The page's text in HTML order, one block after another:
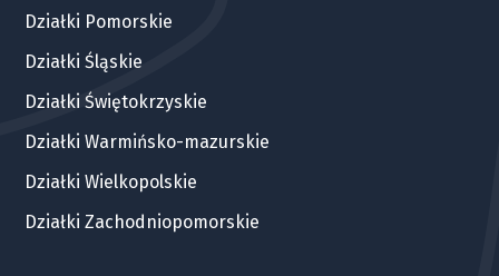
Działki Pomorskie
Działki Śląskie
Działki Świętokrzyskie
Działki Warmińsko-mazurskie
Działki Wielkopolskie
Działki Zachodniopomorskie